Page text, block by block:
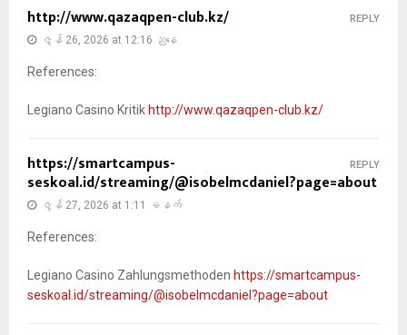
http://www.qazaqpen-club.kz/
ဇွန် 26, 2026 at 12:16 ညနေ
References:
Legiano Casino Kritik http://www.qazaqpen-club.kz/
REPLY
https://smartcampus-
seskoal.id/streaming/@isobelmcdaniel?page=about
ဇွန် 27, 2026 at 1:11 မနက်
References:
Legiano Casino Zahlungsmethoden https://smartcampus-
seskoal.id/streaming/@isobelmcdaniel?page=about
REPLY